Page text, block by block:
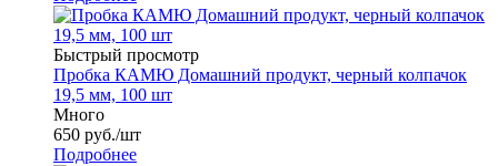
Быстрый просмотр
Пробка КАМЮ Домашний продукт, черный колпачок
19,5 мм, 100 шт
Много
650 руб./шт
Подробнее